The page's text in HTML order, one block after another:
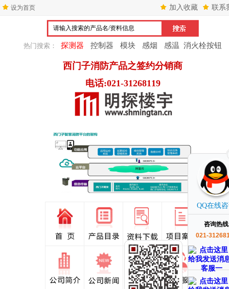
设为首页 联系
加入收藏
热门搜索： 探测器 控制器 模块 感烟 感温 消火栓按钮
西门子消防产品之签约分销商
电话:021-31268119
1 2 3
QQ在线
咨询热线
021-
客服一